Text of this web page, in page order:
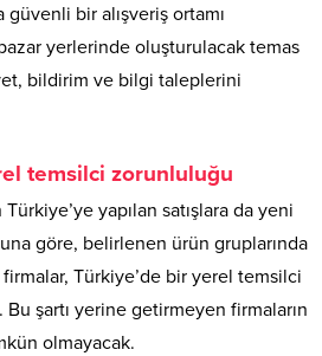
güvenli bir alışveriş ortamı
yerlerinde oluşturulacak temas
bildirim ve bilgi taleplerini
temsilci zorunluluğu
yapılan satışlara da yeni
göre, belirlenen ürün gruplarında
Türkiye’de bir yerel temsilci
şartı yerine getirmeyen firmaların
olmayacak.